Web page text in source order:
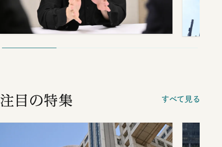
注目の特集 すべて見る